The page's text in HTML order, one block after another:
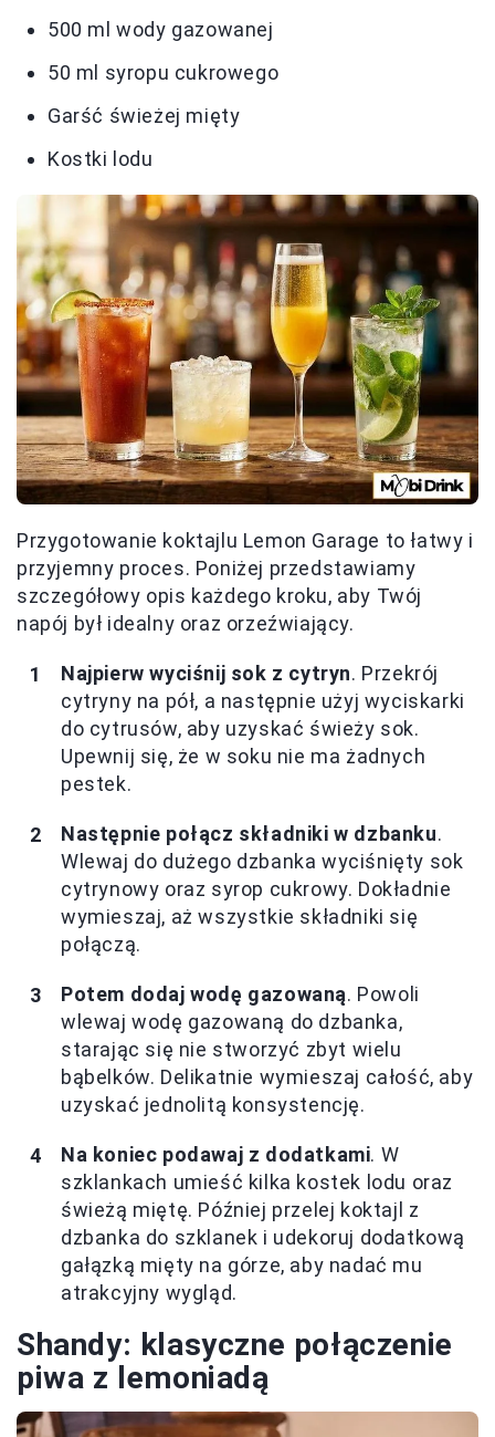
500 ml wody gazowanej
50 ml syropu cukrowego
Garść świeżej mięty
Kostki lodu
Przygotowanie koktajlu Lemon Garage to łatwy i
przyjemny proces. Poniżej przedstawiamy
szczegółowy opis każdego kroku, aby Twój
napój był idealny oraz orzeźwiający.
Najpierw wyciśnij sok z cytryn. Przekrój
cytryny na pół, a następnie użyj wyciskarki
do cytrusów, aby uzyskać świeży sok.
Upewnij się, że w soku nie ma żadnych
pestek.
Następnie połącz składniki w dzbanku.
Wlewaj do dużego dzbanka wyciśnięty sok
cytrynowy oraz syrop cukrowy. Dokładnie
wymieszaj, aż wszystkie składniki się
połączą.
Potem dodaj wodę gazowaną. Powoli
wlewaj wodę gazowaną do dzbanka,
starając się nie stworzyć zbyt wielu
bąbelków. Delikatnie wymieszaj całość, aby
uzyskać jednolitą konsystencję.
Na koniec podawaj z dodatkami. W
szklankach umieść kilka kostek lodu oraz
świeżą miętę. Później przelej koktajl z
dzbanka do szklanek i udekoruj dodatkową
gałązką mięty na górze, aby nadać mu
atrakcyjny wygląd.
Shandy: klasyczne połączenie
piwa z lemoniadą